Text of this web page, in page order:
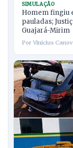
SIMULAÇÃO
Homem fingiu
pauladas;
Guajará-Mirim
Por Vinicius